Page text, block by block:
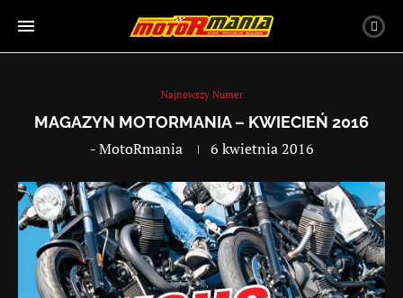
Najnowszy Numer
MAGAZYN MOTORMANIA – KWIECIEŃ 2016
-MotoRmania 6 kwietnia 2016